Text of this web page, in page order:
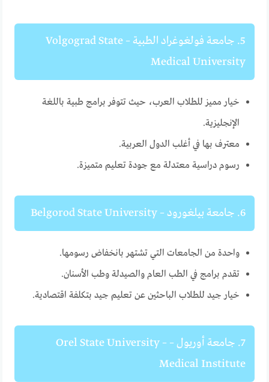
5. جامعة فولغوغراد الطبية – Volgograd State
Medical University
خيار مميز للطلاب العرب، حيث تتوفر برامج طبية باللغة
الإنجليزية.
معترف بها في أغلب الدول العربية.
رسوم دراسية معتدلة مع جودة تعليم متميزة.
6. جامعة بيلغورود – Belgorod State University
واحدة من الجامعات التي تشتهر بانخفاض رسومها.
تقدم برامج في الطب العام والصيدلة وطب الأسنان.
خيار جيد للطلاب الباحثين عن تعليم جيد بتكلفة اقتصادية.
7. جامعة أوريول – Orel State University –
Medical Institute